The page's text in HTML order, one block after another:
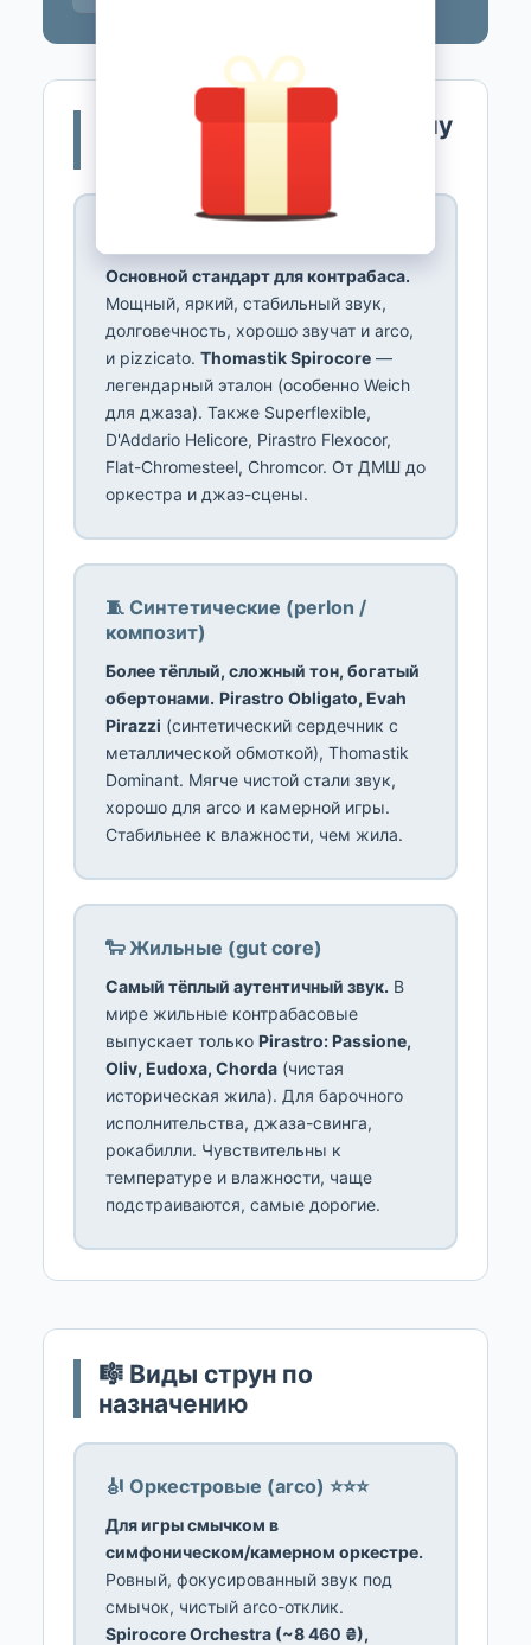
🎵 Типы струн по материалу
Основной стандарт для контрабаса.
Мощный, яркий, стабильный звук,
долговечность, хорошо звучат и arco,
и pizzicato. Thomastik Spirocore —
легендарный эталон (особенно Weich
для джаза). Также Superflexible,
D'Addario Helicore, Pirastro Flexocor,
Flat-Chromesteel, Chromcor. От ДМШ до
оркестра и джаз-сцены.
🧵 Синтетические (perlon /
композит)
Более тёплый, сложный тон, богатый
обертонами. Pirastro Obligato, Evah
Pirazzi (синтетический сердечник с
металлической обмоткой), Thomastik
Dominant. Мягче чистой стали звук,
хорошо для arco и камерной игры.
Стабильнее к влажности, чем жила.
🐑 Жильные (gut core)
Самый тёплый аутентичный звук. В
мире жильные контрабасовые
выпускает только Pirastro: Passione,
Oliv, Eudoxa, Chorda (чистая
историческая жила). Для барочного
исполнительства, джаза-свинга,
рокабилли. Чувствительны к
температуре и влажности, чаще
подстраиваются, самые дорогие.
🎼 Виды струн по
назначению
🎻 Оркестровые (arco) ⭐⭐⭐
Для игры смычком в
симфоническом/камерном оркестре.
Ровный, фокусированный звук под
смычок, чистый arco-отклик.
Spirocore Orchestra (~8 460 ₴),